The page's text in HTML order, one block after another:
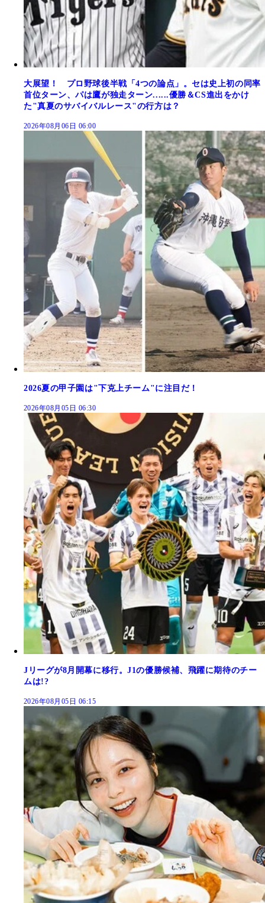
大展望！ プロ野球後半戦「4つの論点」。セは史上初の同率
首位ターン、パは鷹が独走ターン......優勝＆CS進出をかけ
た"真夏のサバイバルレース"の行方は？
2026年08月06日 06:00
2026夏の甲子園は"下克上チーム"に注目だ！
2026年08月05日 06:30
Jリーグが8月開幕に移行。J1の優勝候補、飛躍に期待のチー
ムは!?
2026年08月05日 06:15